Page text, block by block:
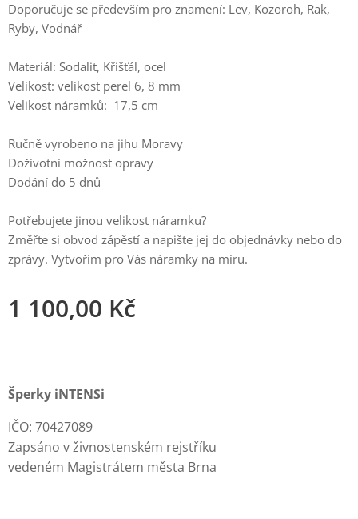
Doporučuje se především pro znamení: Lev, Kozoroh, Rak,
Ryby, Vodnář
Materiál: Sodalit, Křišťál, ocel
Velikost: velikost perel 6, 8 mm
Velikost náramků: 17,5 cm
Ručně vyrobeno na jihu Moravy
Doživotní možnost opravy
Dodání do 5 dnů
Potřebujete jinou velikost náramku?
Změřte si obvod zápěstí a napište jej do objednávky nebo do
zprávy. Vytvořím pro Vás náramky na míru.
1 100,00 Kč
Šperky iNTENSi
IČO: 70427089
Zapsáno v živnostenském rejstříku
vedeném Magistrátem města Brna